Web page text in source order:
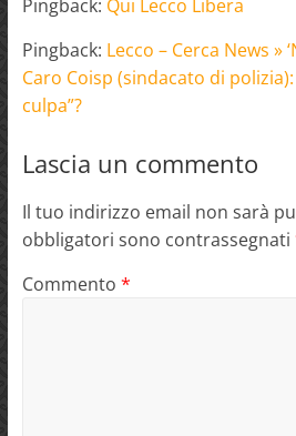
Pingback: Qui Lecco Libera
Pingback: Lecco – Cerca News »
Caro Coisp (sindacato di
culpa”?
Lascia un commento
Il tuo indirizzo email non sarà
obbligatori sono contrassegnati
Commento *